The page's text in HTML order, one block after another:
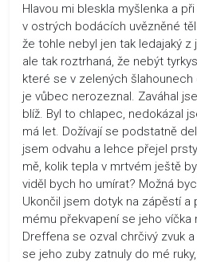
Hlavou mi bleskla myšlenka a
v ostrých bodácích uvězněné
že tohle nebyl jen tak ledajaký z
ale tak roztrhaná, že nebýt
které se v zelených
je vůbec nerozeznal. Zaváhal
blíž. Byl to chlapec, nedokázal
má let. Dožívají se podstatně
jsem odvahu a lehce přejel
mě, kolik tepla v mrtvém ještě
viděl bych ho umírat? Možná
Ukončil jsem dotyk na zápěstí a
mému překvapení se jeho víčka
Dreffena se ozval chrčivý zvuk
se jeho zuby zatnuly do mé